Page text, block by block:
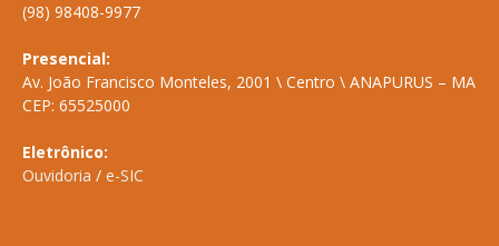
(98) 98408-9977
Presencial:
Av. João Francisco Monteles, 2001 \ Centro \ ANAPURUS – MA
CEP: 65525000
Eletrônico:
Ouvidoria / e-SIC